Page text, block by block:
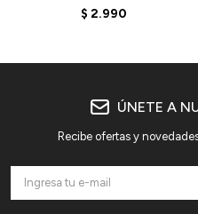
M413LK3 - ELD
$ 2.990
ÚNETE A
Recibe ofertas y